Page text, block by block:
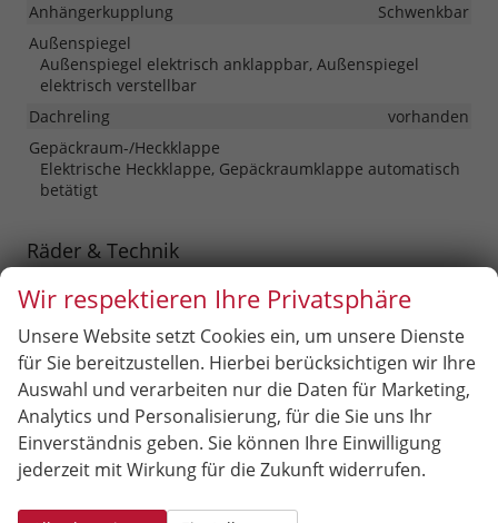
Anhängerkupplung
Schwenkbar
Außenspiegel
Außenspiegel elektrisch anklappbar, Außenspiegel
elektrisch verstellbar
Dachreling
vorhanden
Gepäckraum-/Heckklappe
Elektrische Heckklappe, Gepäckraumklappe automatisch
betätigt
Räder & Technik
Antriebsachse
Fahrwerk- und Regelungssysteme
Antiblockiersystem (ABS), Elektronisches Stabilitäts-
Programm (ESP), Reifendruckkontrolle
Felgentyp
Leichtmetallfelge
Sonstiges
Anzahl Sitzplätze
Wir respektieren Ihre Privatsphäre
Unsere Website setzt Cookies ein, um unsere Dienste
für Sie bereitzustellen. Hierbei berücksichtigen wir Ihre
Auswahl und verarbeiten nur die Daten für Marketing,
Analytics und Personalisierung, für die Sie uns Ihr
Einverständnis geben. Sie können Ihre Einwilligung
jederzeit mit Wirkung für die Zukunft widerrufen.